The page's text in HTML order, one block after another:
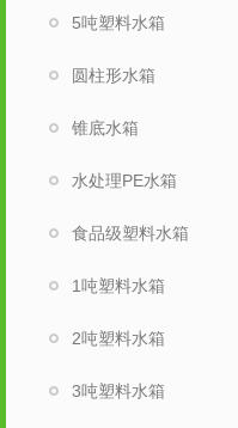
5吨塑料水箱
圆柱形水箱
锥底水箱
水处理PE水箱
食品级塑料水箱
1吨塑料水箱
2吨塑料水箱
3吨塑料水箱